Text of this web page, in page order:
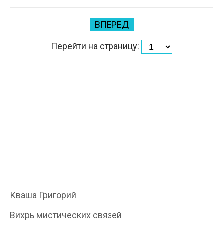
ВПЕРЕД
Перейти на страницу:
Кваша Григорий
Вихрь мистических связей